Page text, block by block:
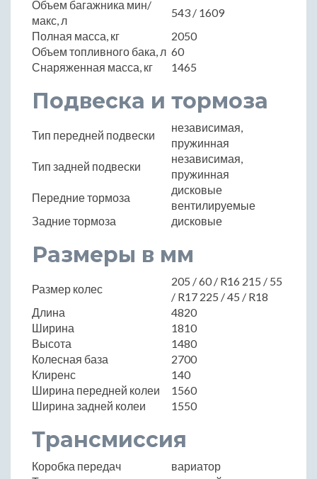
Объем багажника мин/
макс, л
543 / 1609
Полная масса, кг
2050
Объем топливного бака, л 60
Снаряженная масса, кг
1465
Подвеска и тормоза
Тип передней подвески
независимая,
пружинная
Тип задней подвески
независимая,
пружинная
Передние тормоза
дисковые
вентилируемые
Задние тормоза
дисковые
Размеры в мм
Размер колес
205 / 60 / R16 215 / 55
/ R17 225 / 45 / R18
Длина
4820
Ширина
1810
Высота
1480
Колесная база
2700
Клиренс
140
Ширина передней колеи
1560
Ширина задней колеи
1550
Трансмиссия
Коробка передач
вариатор